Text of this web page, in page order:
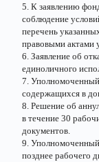
5. К заявлению
соблюдение
перечень
правовыми актами
6. Заявление об
единоличного
7. Уполномоченный
содержащихся в
8. Решение об
в течение 30
документов.
9. Уполномоченный
позднее рабочего